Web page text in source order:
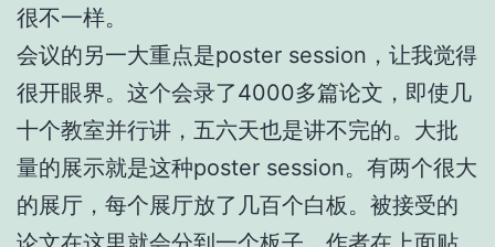
很不一样。
会议的另一大重点是poster session，让我觉得
很开眼界。这个会录了4000多篇论文，即使几
十个教室并行讲，五六天也是讲不完的。大批
量的展示就是这种poster session。有两个很大
的展厅，每个展厅放了几百个白板。被接受的